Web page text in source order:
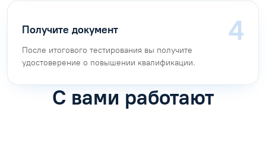
Получите документ
После итогового тестирования вы получите
удостоверение о повышении квалификации.
С вами работают